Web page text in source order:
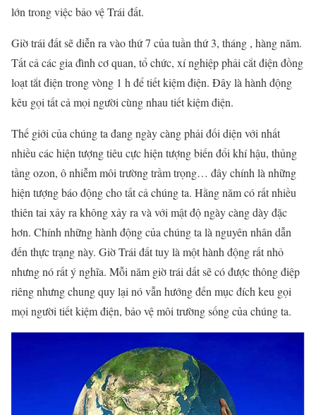
lớn trong việc bảo vệ Trái đất.
Giờ trái đất sẽ diễn ra vào thứ 7 của tuần thứ 3, tháng , hàng năm.
Tất cả các gia đình cơ quan, tổ chức, xí nghiệp phải cắt điện đồng
loạt tắt điện trong vòng 1 h để tiết kiệm điện. Đây là hành động
kêu gọi tất cả mọi người cùng nhau tiết kiệm điện.
Thế giới của chúng ta đang ngày càng phải đối diện với nhất
nhiều các hiện tượng tiêu cực hiện tượng biến đổi khí hậu, thủng
tầng ozon, ô nhiễm môi trường trầm trọng… đây chính là những
hiện tượng báo động cho tất cả chúng ta. Hằng năm có rất nhiều
thiên tai xảy ra không xảy ra và với mật độ ngày càng dày đặc
hơn. Chính những hành động của chúng ta là nguyên nhân dẫn
đến thực trạng này. Giờ Trái đất tuy là một hành động rất nhỏ
nhưng nó rất ý nghĩa. Mỗi năm giờ trái dất sẽ có được thông điệp
riêng nhưng chung quy lại nó vẫn hướng đến mục đích keu gọi
mọi người tiết kiệm điện, bảo vệ môi trường sống của chúng ta.